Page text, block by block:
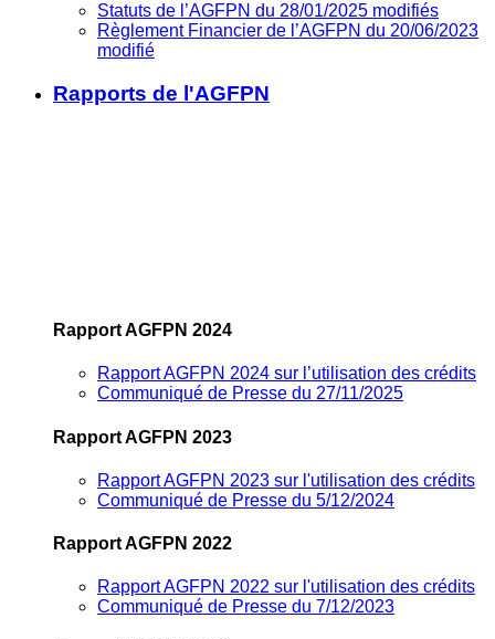
Statuts de l’AGFPN du 28/01/2025 modifiés
Règlement Financier de l’AGFPN du 20/06/2023
modifié
Rapports de l'AGFPN
Rapport AGFPN 2024
Rapport AGFPN 2024 sur l’utilisation des crédits
Communiqué de Presse du 27/11/2025
Rapport AGFPN 2023
Rapport AGFPN 2023 sur l'utilisation des crédits
Communiqué de Presse du 5/12/2024
Rapport AGFPN 2022
Rapport AGFPN 2022 sur l'utilisation des crédits
Communiqué de Presse du 7/12/2023